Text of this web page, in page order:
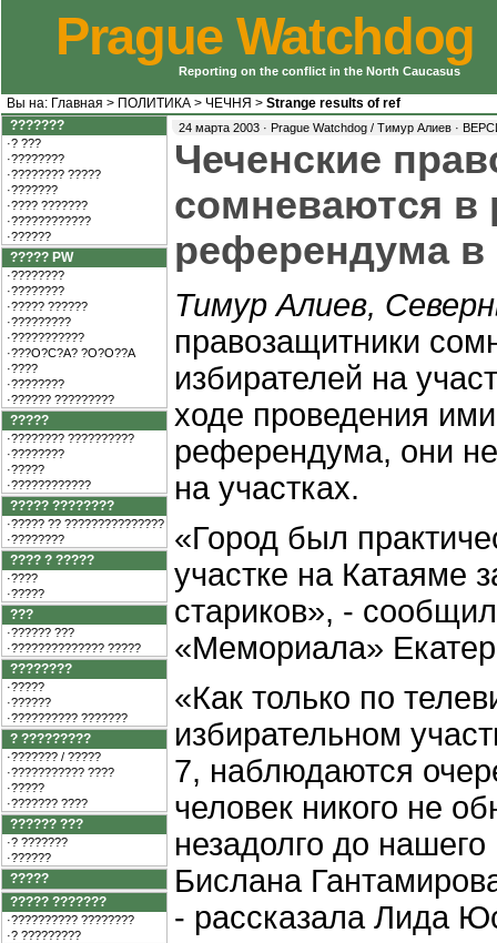
Prague Watchdog
Reporting on the conflict in the North Caucasus
Вы на: Главная > ПОЛИТИКА > ЧЕЧНЯ > Strange results of ref
???????
·? ???
·????????
·???????? ?????
·???????
·???? ???????
·????????????
·??????
????? PW
·????????
·????????
·????? ??????
·?????????
·???????????
·???O?C?A? ?O?O??A
·????
·????????
·?????? ?????????
?????
·???????? ??????????
·????????
·?????
·????????????
????? ????????
·????? ?? ???????????????
·????????
???? ? ?????
·????
·?????
???
·?????? ???
·?????????????? ?????
????????
·?????
·??????
·?????????? ???????
? ?????????
·??????? / ?????
·??????????? ????
·?????
·??????? ????
?????? ???
·? ???????
·??????
?????
????? ???????
·?????????? ????????
·? ?????????
24 марта 2003 · Prague Watchdog / Тимур Алиев ·
Чеченские
сомневаются в
референдума в
Тимур Алиев,
правозащитники
избирателей на
ходе проведения
референдума, они
на участках.
«Город был
участке на Катаяме
стариков», -
«Мемориала»
«Как только по
избирательном
7, наблюдаются
человек никого не
незадолго до
Бислана
- рассказала Лида